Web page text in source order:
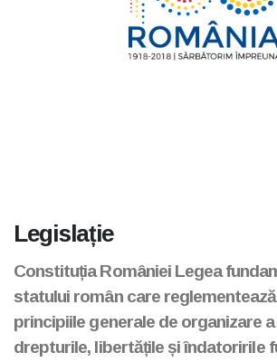
Legislație
Constituția României Legea
statului român care
principiile generale de organizare
drepturile, libertățile și îndatoririle